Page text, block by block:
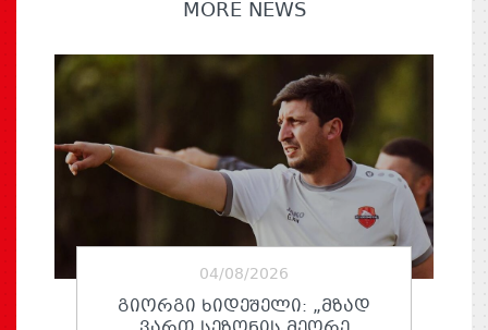
MORE NEWS
04/08/2026
ᲒᲘᲝᲠᲒᲘ ᲮᲘᲓᲔᲨᲔᲚᲘ: „ᲛᲖᲐᲓ